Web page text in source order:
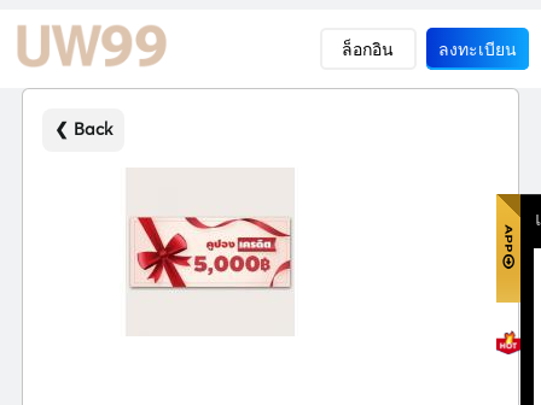
ล็อกอิน ลงทะเบียน
❮ Back